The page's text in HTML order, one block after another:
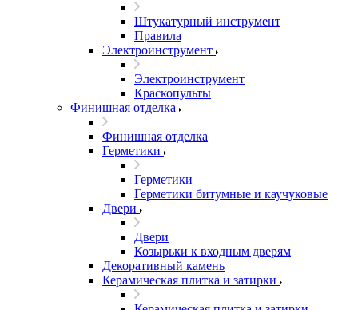
Штукатурный инструмент
Правила
Электроинструмент
Электроинструмент
Краскопульты
Финишная отделка
Финишная отделка
Герметики
Герметики
Герметики битумные и каучуковые
Двери
Двери
Козырьки к входным дверям
Декоративный камень
Керамическая плитка и затирки